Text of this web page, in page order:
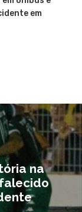
em
na